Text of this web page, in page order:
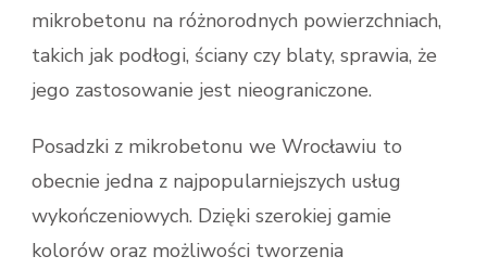
mikrobetonu na różnorodnych powierzchniach,
takich jak podłogi, ściany czy blaty, sprawia, że
jego zastosowanie jest nieograniczone.
Posadzki z mikrobetonu we Wrocławiu to
obecnie jedna z najpopularniejszych usług
wykończeniowych. Dzięki szerokiej gamie
kolorów oraz możliwości tworzenia